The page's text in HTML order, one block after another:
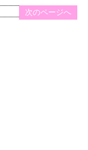
次のページへ